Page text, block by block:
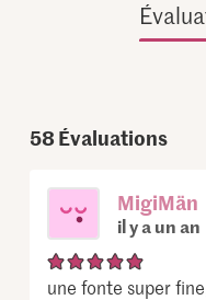
58Évaluations
MigiMän
il y a un an
une fonte super